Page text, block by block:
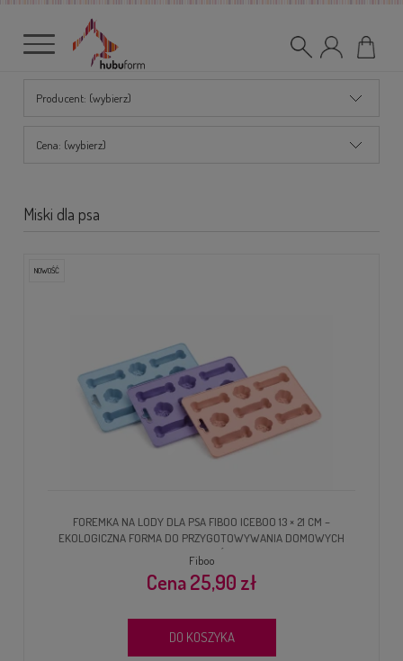
Producent: (wybierz)
Cena: (wybierz)
Miski dla psa
FOREMKA NA LODY DLA PSA FIBOO ICEBOO 13 × 21 CM –
EKOLOGICZNA FORMA DO PRZYGOTOWYWANIA DOMOWYCH
PRZYSMAKÓW
Fiboo
25,90 zł
DO KOSZYKA
NOWOŚĆ